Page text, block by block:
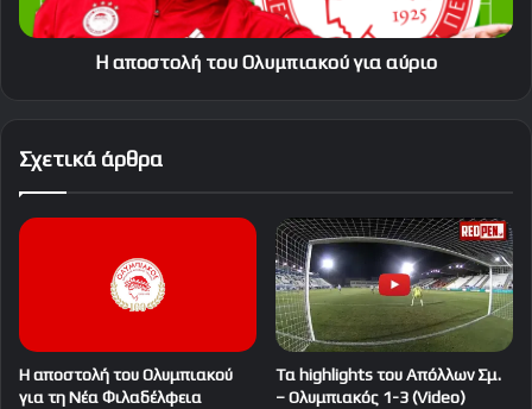
Η αποστολή του Ολυμπιακού για αύριο
Σχετικά άρθρα
Η αποστολή του Ολυμπιακού
για τη Νέα Φιλαδέλφεια
Tα highlights του Απόλλων Σμ.
– Ολυμπιακός 1-3 (Video)